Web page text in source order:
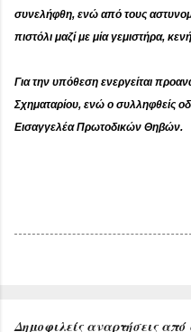
συνελήφθη, ενώ από τους
πιστόλι μαζί με μία γεμιστήρα,
Για την υπόθεση ενεργείται
Σχηματαρίου, ενώ ο συλληφθείς
Εισαγγελέα Πρωτοδικών Θηβών.
Δημοφιλείς αναρτήσεις από